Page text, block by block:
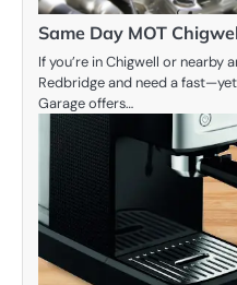
Same Day MOT
If you’re in Chigwell or nearby
Redbridge and need a
Garage offers…